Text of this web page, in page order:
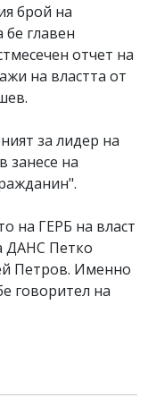
брой на
главен
отчет на
на властта от
за лидер на
занесе на
на ГЕРБ на власт
ДАНС Петко
Петров. Именно
говорител на